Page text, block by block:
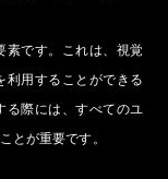
素です。これは、視覚
利用することができる
際には、すべてのユ
とが重要です。